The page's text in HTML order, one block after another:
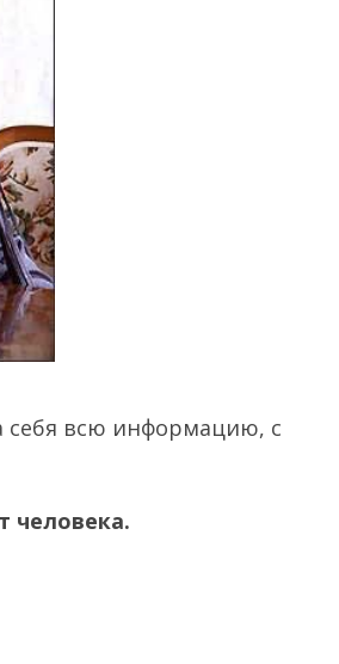
себя всю информацию, с
человека.